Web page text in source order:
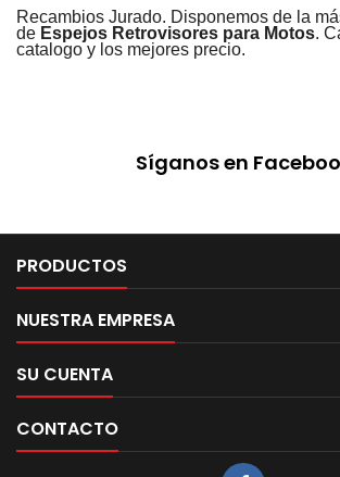
Recambios Jurado. Disponemos de la
de Espejos Retrovisores para Motos.
catalogo y los mejores precio.
Síganos en
PRODUCTOS
NUESTRA EMPRESA
SU CUENTA
CONTACTO